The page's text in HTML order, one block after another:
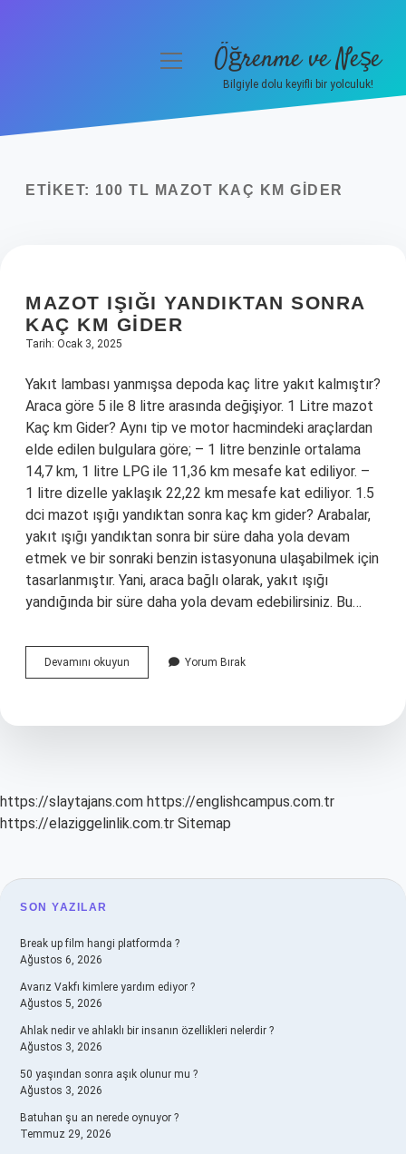
Yasal Uyarı
menüyüÖğrenme ve Neşe
Bilgiyle dolu keyifli bir yolculuk!
ETIKET: 100 TL MAZOT KAÇ KM GIDER
MAZOT IŞIĞI YANDIKTAN SONRA
KAÇ KM GIDER
Tarih: Ocak 3, 2025
Yakıt lambası yanmışsa depoda kaç litre yakıt kalmıştır?
Araca göre 5 ile 8 litre arasında değişiyor. 1 Litre mazot
Kaç km Gider? Aynı tip ve motor hacmindeki araçlardan
elde edilen bulgulara göre; – 1 litre benzinle ortalama
14,7 km, 1 litre LPG ile 11,36 km mesafe kat ediliyor. –
1 litre dizelle yaklaşık 22,22 km mesafe kat ediliyor. 1.5
dci mazot ışığı yandıktan sonra kaç km gider? Arabalar,
yakıt ışığı yandıktan sonra bir süre daha yola devam
etmek ve bir sonraki benzin istasyonuna ulaşabilmek için
tasarlanmıştır. Yani, araca bağlı olarak, yakıt ışığı
yandığında bir süre daha yola devam edebilirsiniz. Bu…
Devamını okuyun
Işığı
Kaç
Yorum Bırak
https://slaytajans.com https://englishcampus.com.tr
https://elaziggelinlik.com.tr Sitemap
SIDEBAR
SON YAZILAR
Break up film hangi platformda ?
Ağustos 6, 2026
Avarız Vakfı kimlere yardım ediyor ?
Ağustos 5, 2026
Ahlak nedir ve ahlaklı bir insanın özellikleri nelerdir ?
Ağustos 3, 2026
50 yaşından sonra aşık olunur mu ?
Ağustos 3, 2026
Batuhan şu an nerede oynuyor ?
Temmuz 29, 2026